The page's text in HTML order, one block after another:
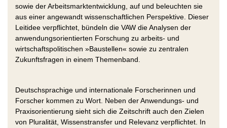
sowie der Arbeitsmarktentwicklung, auf und beleuchten sie
aus einer angewandt wissenschaftlichen Perspektive. Dieser
Leitidee verpflichtet, bündeln die VAW die Analysen der
anwendungsorientierten Forschung zu arbeits- und
wirtschaftspolitischen »Baustellen« sowie zu zentralen
Zukunftsfragen in einem Themenband.
Deutschsprachige und internationale Forscherinnen und
Forscher kommen zu Wort. Neben der Anwendungs- und
Praxisorientierung sieht sich die Zeitschrift auch den Zielen
von Pluralität, Wissenstransfer und Relevanz verpflichtet. In